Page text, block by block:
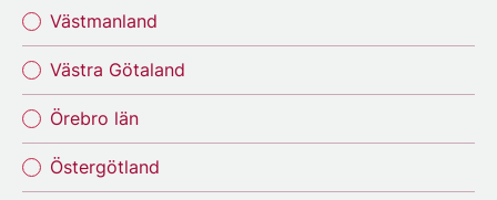
Västmanland
Västra Götaland
Örebro län
Östergötland